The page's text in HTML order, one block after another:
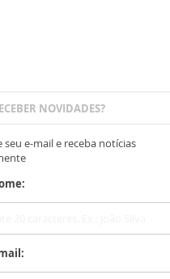
NOVIDADES?
seu e-mail e receba notícias